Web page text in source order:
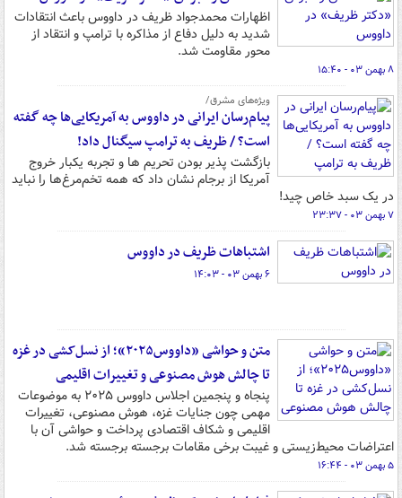
اظهارات محمدجواد ظریف در داووس باعث انتقادات
شدید به دلیل دفاع از مذاکره با ترامپ و انتقاد از
محور مقاومت شد.
۸ بهمن ۰۳ - ۱۵:۴۰
ویژه‌های مشرق/
پیام‌رسان ایرانی در داووس به آمریکایی‌ها چه گفته
است؟ / ظریف به ترامپ سیگنال داد!
بازگشت پذیر بودن تحریم ها و تجربه یکبار خروج
آمریکا از برجام نشان داد که همه تخم‌مرغ‌ها را نباید
در یک سبد خاص چید!
۷ بهمن ۰۳ - ۲۳:۳۷
اشتباهات ظریف در داووس
۶ بهمن ۰۳ - ۱۴:۰۳
متن و حواشی «داووس۲۰۲۵»؛ از نسل‌کشی در غزه
تا چالش هوش مصنوعی و تغییرات اقلیمی
پنجاه و پنجمین اجلاس داووس ۲۰۲۵ به موضوعات
مهمی چون جنایات غزه، هوش مصنوعی، تغییرات
اقلیمی و شکاف اقتصادی پرداخت و حواشی آن با
اعتراضات محیط‌زیستی و غیبت برخی مقامات برجسته برجسته شد.
۵ بهمن ۰۳ - ۱۶:۴۴